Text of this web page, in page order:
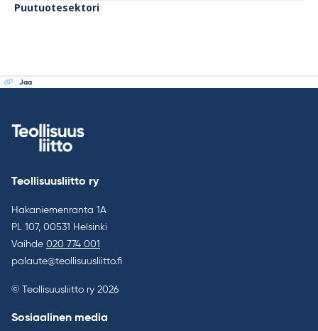
Puutuotesektori
Jaa
Teollisuusliitto ry
Hakaniemenranta 1A
PL 107, 00531 Helsinki
Vaihde 020 774 001
palaute@teollisuusliitto.fi
© Teollisuusliitto ry 2026
Sosiaalinen media